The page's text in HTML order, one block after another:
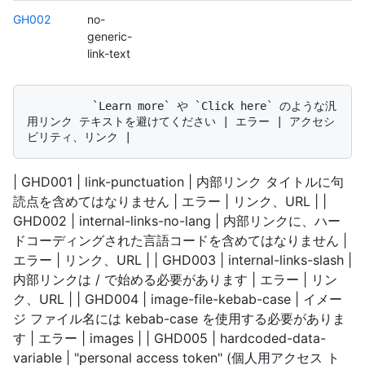
GH002
no-
generic-
link-text
用リンク テキストを避けてください | エラー | アクセシ
| GHD001 | link-punctuation | 内部リンク タイトルに句
読点を含めてはなりません | エラー | リンク、URL | |
GHD002 | internal-links-no-lang | 内部リンクに、ハー
ドコーディングされた言語コードを含めてはなりません |
エラー | リンク、URL | | GHD003 | internal-links-slash |
内部リンクは / で始める必要があります | エラー | リン
ク、URL | | GHD004 | image-file-kebab-case | イメー
ジ ファイル名には kebab-case を使用する必要がありま
す | エラー | images | | GHD005 | hardcoded-data-
variable | "personal access token" (個人用アクセス ト